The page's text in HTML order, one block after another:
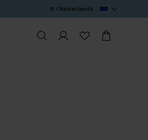
€ / Nederlands